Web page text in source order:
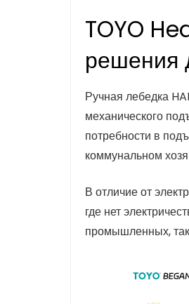
TOYO
решения
Ручная лебедка
механического
потребности в
коммунальном
В отличие от
где нет
промышленных,